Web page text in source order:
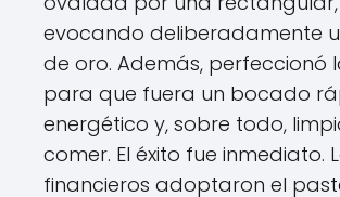
evocando deliberadamente
de oro. Además, perfeccionó
para que fuera un bocado
energético y, sobre todo,
comer. El éxito fue inmediato.
financieros adoptaron el